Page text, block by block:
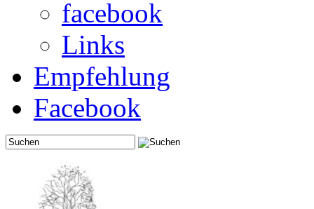
facebook
Links
Empfehlung
Facebook